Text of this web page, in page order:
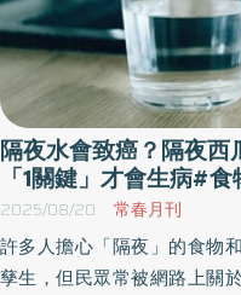
隔夜水會致癌？隔夜
「1關鍵」才會生病#
2025/08/20 常春月刊
許多人擔心「隔夜」的食物
孳生，但民眾常被網路上關